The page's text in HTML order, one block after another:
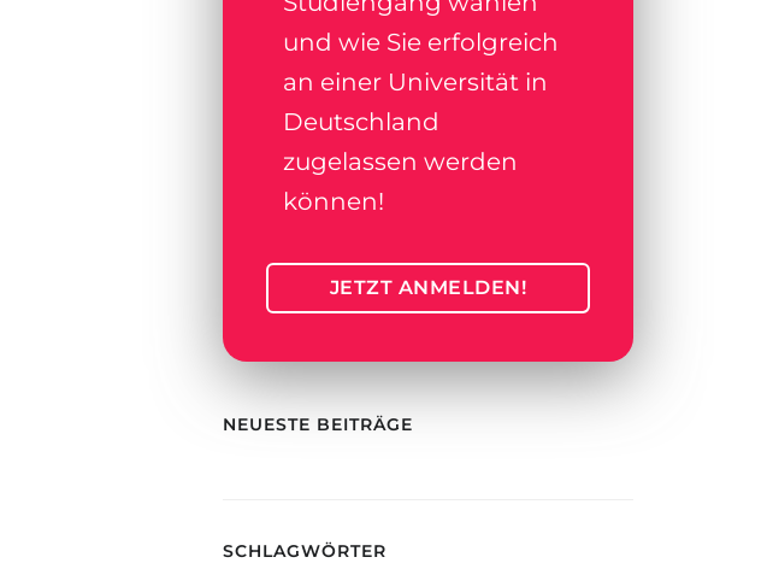
und wie Sie erfolgreich
an einer Universität in
Deutschland
zugelassen werden
können!
JETZT ANMELDEN!
NEUESTE BEITRÄGE
SCHLAGWÖRTER